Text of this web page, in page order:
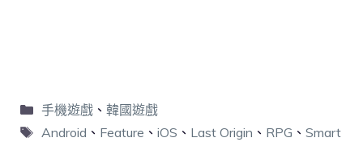
手機遊戲、 韓國遊戲
Android 、 Feature 、 iOS 、 Last Origin 、 RPG 、 Smart